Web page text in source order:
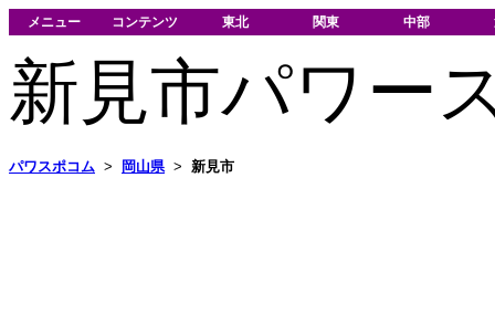
メニュー コンテンツ 東北 関東 中部
新見市パワー
パワスポコム > 岡山県 > 新見市